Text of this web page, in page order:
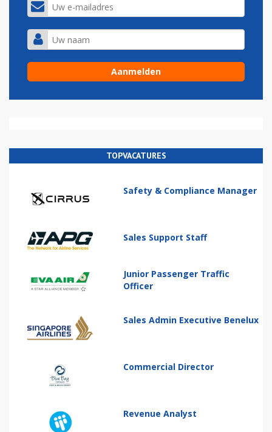
TOPVACATURES
Safety & Compliance Manager
Sales Support Staff
Junior Passenger Traffic
Officer
Sales Admin Executive Benelux
Commercial Director
Revenue Analyst